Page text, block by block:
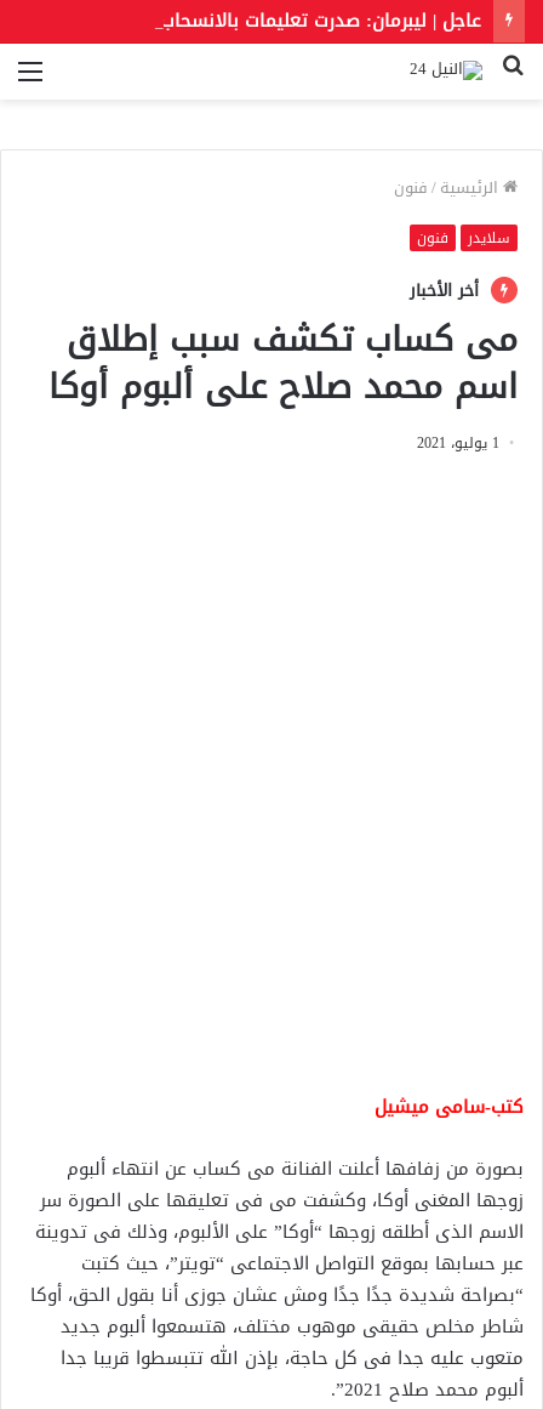
بحث
الرئيسية/فنون
سلايدر فنون
أخر الأخبار
مى كساب تكشف سبب إطلاق
اسم محمد صلاح على ألبوم أوكا
1 يوليو، 2021
كتب-سامى ميشيل
بصورة من زفافها أعلنت الفنانة مى كساب عن انتهاء ألبوم
زوجها المغنى أوكا، وكشفت مى فى تعليقها على الصورة سر
الاسم الذى أطلقه زوجها “أوكا” على الألبوم، وذلك فى تدوينة
عبر حسابها بموقع التواصل الاجتماعى “تويتر”، حيث كتبت
“بصراحة شديدة جدًا جدًا ومش عشان جوزى أنا بقول الحق، أوكا
شاطر مخلص حقيقى موهوب مختلف، هتسمعوا ألبوم جديد
متعوب عليه جدا فى كل حاجة، بإذن الله تتبسطوا قريبا جدا
ألبوم محمد صلاح 2021”.